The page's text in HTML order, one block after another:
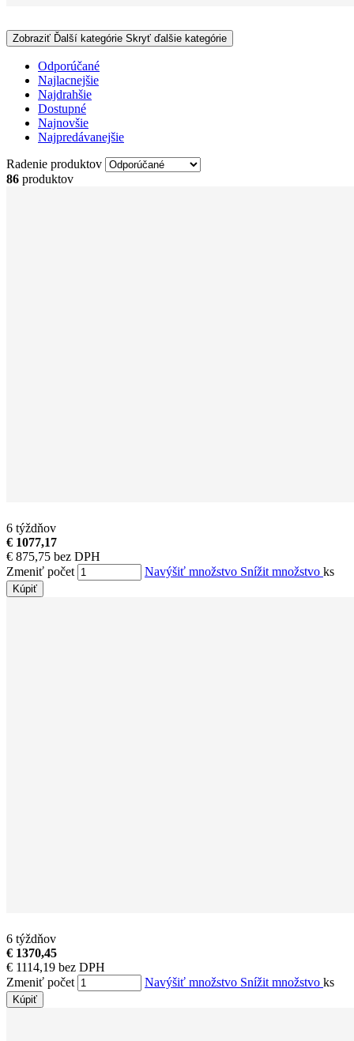
Zobraziť Ďalší kategórie Skryť ďalšie kategórie
Odporúčané
Najlacnejšie
Najdrahšie
Dostupné
Najnovšie
Najpredávanejšie
Radenie produktov
86 produktov
6 týždňov
€ 1077,17
€ 875,75 bez DPH
Zmeniť počet
Navýšiť množstvo Snížit množstvo ks
Kúpiť
6 týždňov
€ 1370,45
€ 1114,19 bez DPH
Zmeniť počet
Navýšiť množstvo Snížit množstvo ks
Kúpiť